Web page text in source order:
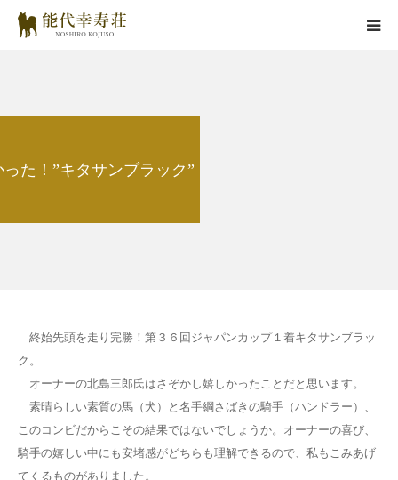
った！”キタサンブラック”
終始先頭を走り完勝！第３６回ジャパンカップ１着キタサンブラッ
ク。
オーナーの北島三郎氏はさぞかし嬉しかったことだと思います。
素晴らしい素質の馬（犬）と名手綱さばきの騎手（ハンドラー）、
このコンビだからこその結果ではないでしょうか。オーナーの喜び、
騎手の嬉しい中にも安堵感がどちらも理解できるので、私もこみあげ
てくるものがありました。
在舎犬情報
里親情報
お役立ちコラム
お問い合わせ